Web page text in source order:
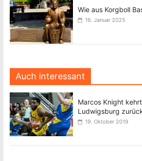
Wie aus Korgboll
16. Januar 2025
Auch interessant
Marcos Knight
Ludwigsburg
19. Oktober 2019